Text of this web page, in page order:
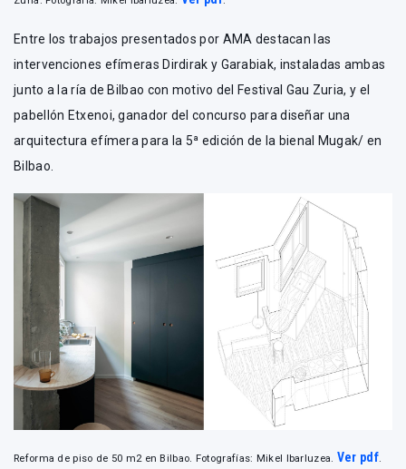
Entre los trabajos presentados por AMA destacan las
intervenciones efímeras Dirdirak y Garabiak, instaladas ambas
junto a la ría de Bilbao con motivo del Festival Gau Zuria, y el
pabellón Etxenoi, ganador del concurso para diseñar una
arquitectura efímera para la 5ª edición de la bienal Mugak/ en
Bilbao.
Reforma de piso de 50 m2 en Bilbao. Fotografías: Mikel Ibarluzea. Ver pdf.